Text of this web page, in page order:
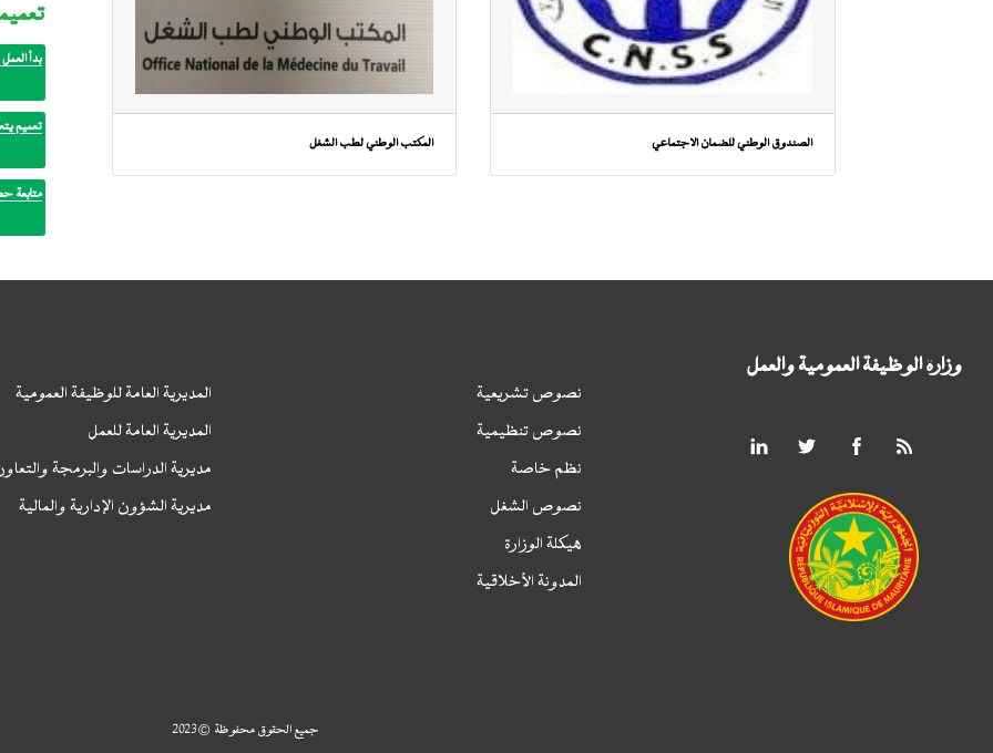
الصندوق الوطني للضمان الاجتماعي المكتب الوطني لطب الشغل
بدأ
تعميم
متابعة
وزارة الوظيفة العمومية والعمل
نصوص تشريعية
نصوص تنظيمية
نظم خاصة
نصوص الشغل
هيكلة الوزارة
المدونة الأخلاقية
المديرية العامة للوظيفة العمومية
المديرية العامة للعمل
مديرية الدراسات والبرمجة
مديرية الشؤون الإدارية والمالية
جميع الحقوق محفوظة © 2023